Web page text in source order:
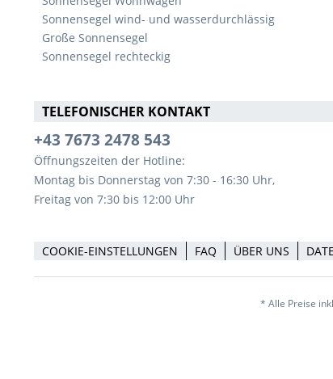
Sonnensegel wind- und wasserdurchlässig
Große Sonnensegel
Sonnensegel rechteckig
TELEFONISCHER KONTAKT
+43 7673 2478 543
Öffnungszeiten der Hotline:
Montag bis Donnerstag von 7:30 - 16:30 Uhr,
Freitag von 7:30 bis 12:00 Uhr
COOKIE-EINSTELLUNGEN FAQ ÜBER UNS
* Alle Preise